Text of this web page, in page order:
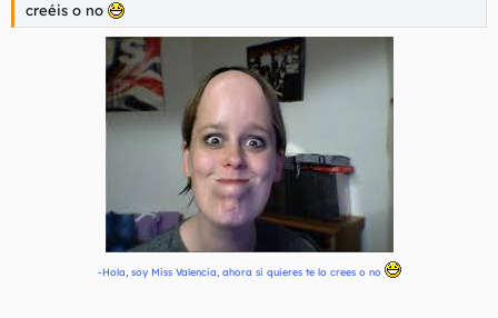
creéis o no
-Hola, soy Miss Valencia, ahora si quieres te lo crees o no